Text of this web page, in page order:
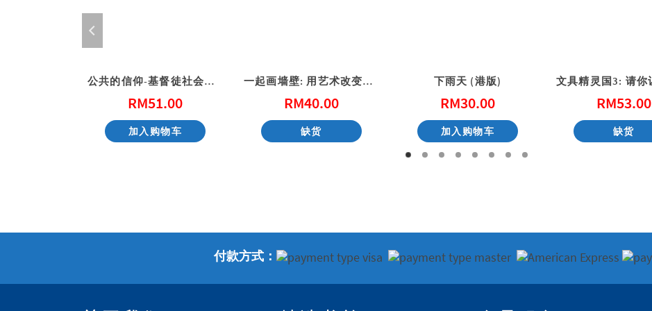
公共的信仰-基督徒社会参与的第一课
RM51.00
加入购物车
一起画墙壁: 用艺术改变社区 (港版)
RM40.00
缺货
下雨天 (港版)
RM30.00
加入购物车
RM53.00
缺货
付款方式：